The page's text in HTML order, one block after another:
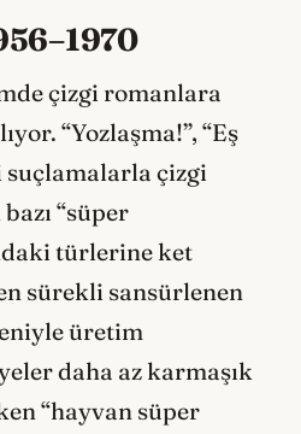
çizgi romanlara
“Yozlaşma!”, “Eş
suçlamalarla çizgi
“süper
türlerine ket
sürekli sansürlenen
üretim
daha az karmaşık
“hayvan süper